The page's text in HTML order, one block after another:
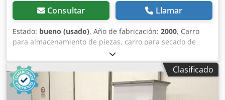
Consultar Llamar
Estado: bueno (usado), Año de fabricación: 2000, Carro
para almacenamiento de piezas, carro para secado de
pintura -Longitud total: 1400 mm -Profundidad total: 960
mm -Altura total: 2000 mm -Altura de los compartimentos:
28 mm Dsdpfx Acjb A Hcmslskr -Carga máxima por
compartimento: 15 kg -Cantidad: 2 carros disponibles -
Precio: por unidad -Peso: 127 kg/unidad
Clasificado